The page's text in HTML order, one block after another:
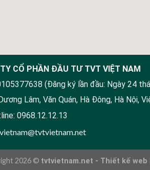
CỔ PHẦN ĐẦU TƯ TVT VIỆT NAM
(Đăng ký lần đầu: Ngày 24
Lâm, Văn Quán, Hà Đông, Hà Nội,
0968.12.12.13
2026 © tvtvietnam.net - Thiết kế web